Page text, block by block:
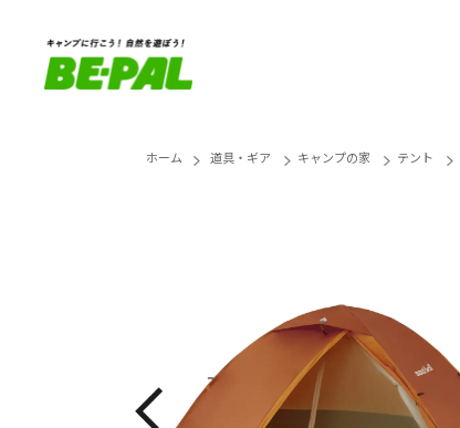
ホーム 道具・ギア キャンプの家 テント